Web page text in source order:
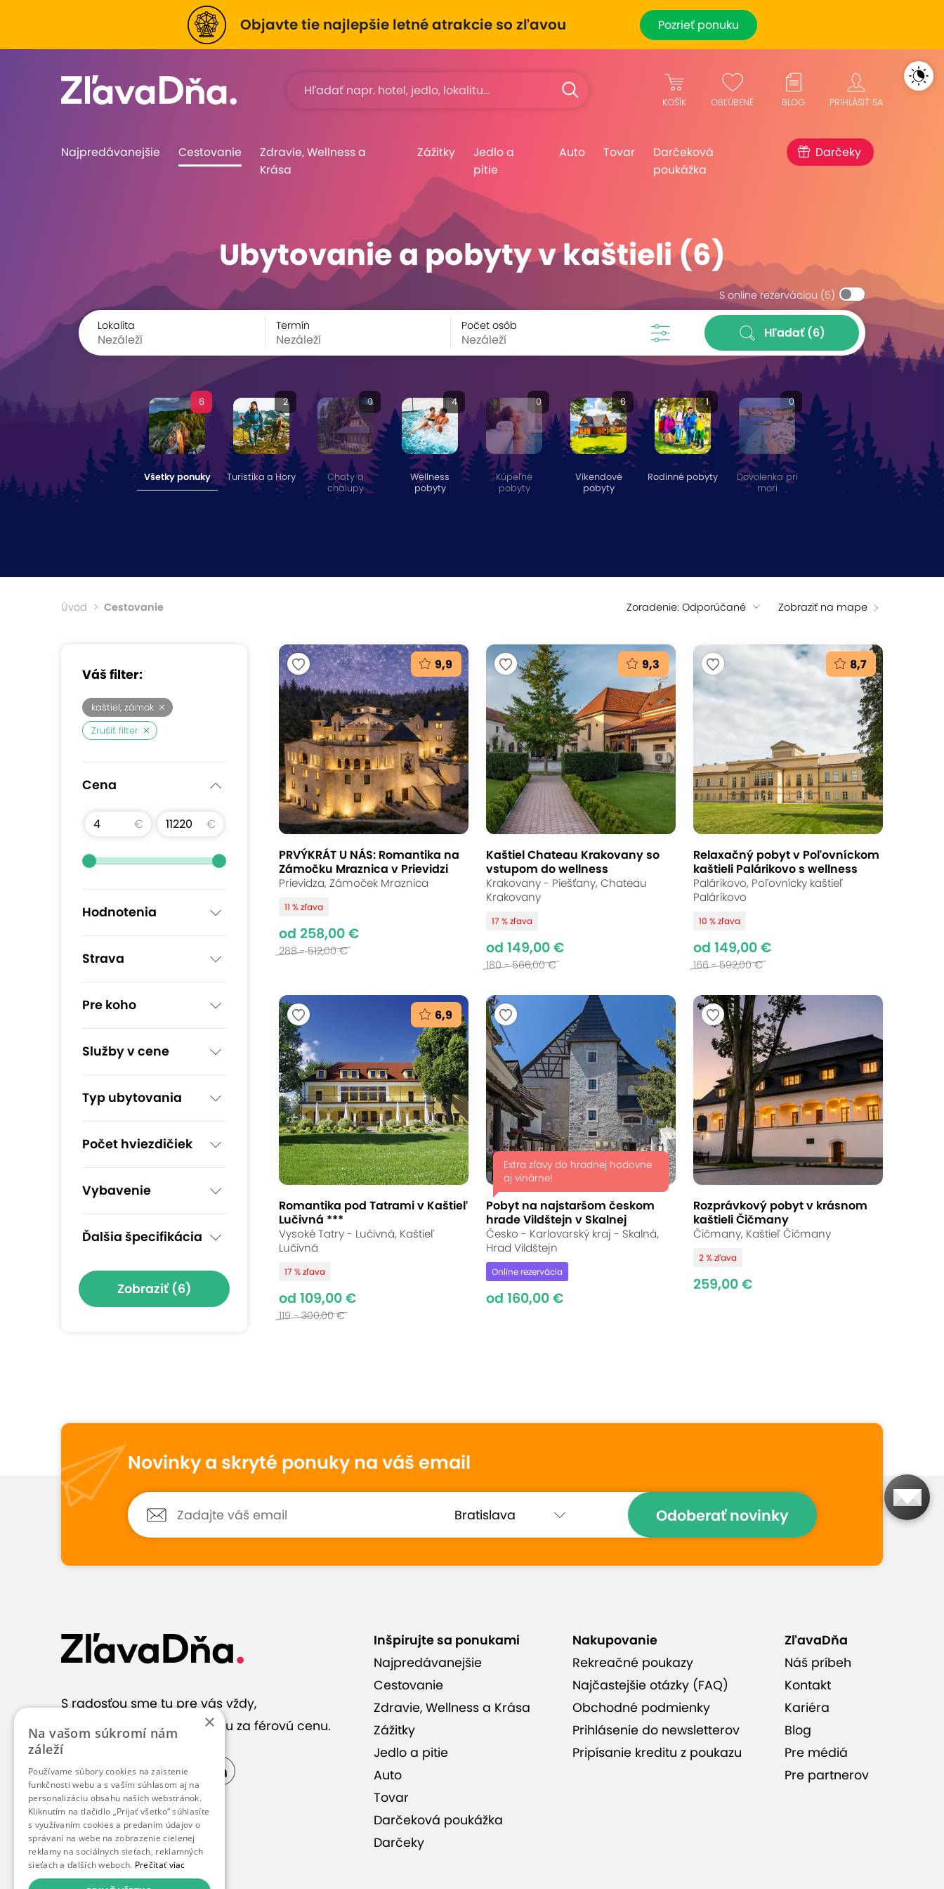
Objavte tie najlepšie letné atrakcie so zľavou Pozrieť ponuku
KOŠÍK OBĽÚBENÉ BLOG PRIHLÁSIŤ SA
Najpredávanejšie Cestovanie
Zdravie, Wellness a
Krása
Zážitky
Jedlo a
pitie
Auto Tovar
Darčeková
poukážka
Darčeky
Ubytovanie a pobyty v kaštieli (6)
S online rezerváciou (5)
Lokalita Termín Počet osôb Hľadať(6)
6
Všetky ponuky
2
Turistika a Hory
0
Chaty a
chalupy
4
Wellness
pobyty
0
Kúpeľné
pobyty
6
Víkendové
pobyty
1
Rodinné pobyty
0
Dovolenka pri
mori
Úvod Cestovanie Zoradenie: Odporúčané Zobraziť na mape
Váš filter:
kaštiel, zámok
Zrušiť filter
Cena
€ €
Hodnotenia
Strava
Pre koho
Služby v cene
Typ ubytovania
Počet hviezdičiek
Vybavenie
Ďalšia špecifikácia
Zobraziť (6)
9,9
PRVÝKRÁT U NÁS: Romantika na
Zámočku Mraznica v Prievidzi
Prievidza, Zámoček Mraznica
11 % zľava
od 258,00 €
288 - 512,00 €
9,3
Kaštiel Chateau Krakovany so
vstupom do wellness
Krakovany - Piešťany, Chateau
Krakovany
17 % zľava
od 149,00 €
180 - 566,00 €
8,7
Relaxačný pobyt v Poľovníckom
kaštieli Palárikovo s wellness
Palárikovo, Poľovnícky kaštieľ
Palárikovo
10 % zľava
od 149,00 €
166 - 592,00 €
6,9
Romantika pod Tatrami v Kaštieľ
Lučivná ***
Vysoké Tatry - Lučivná, Kaštieľ
Lučivná
17 % zľava
od 109,00 €
119 - 300,00 €
Extra zľavy do hradnej hodovne
aj vinárne!
Pobyt na najstaršom českom
hrade Vildštejn v Skalnej
Česko - Karlovarský kraj - Skalná,
Hrad Vildštejn
Online rezervácia
od 160,00 €
Rozprávkový pobyt v krásnom
kaštieli Čičmany
Čičmany, Kaštieľ Čičmany
2 % zľava
259,00 €
Novinky a skryté ponuky na váš email
Odoberať novinky
S radosťou sme tu pre vás vždy,
keď hľadáte správnu službu za férovú cenu.
Inšpirujte sa ponukami
Najpredávanejšie
Cestovanie
Zdravie, Wellness a Krása
Zážitky
Jedlo a pitie
Auto
Tovar
Darčeková poukážka
Darčeky
Nakupovanie
Rekreačné poukazy
Najčastejšie otázky (FAQ)
Obchodné podmienky
Prihlásenie do newsletterov
Pripísanie kreditu z poukazu
ZľavaDňa
Náš príbeh
Kontakt
Kariéra
Blog
Pre médiá
Pre partnerov
×
Na vašom súkromí nám
záleží
Používame súbory cookies na zaistenie
funkčnosti webu a s vaším súhlasom aj na
personalizáciu obsahu našich webstránok.
Kliknutím na tlačidlo „Prijať všetko“ súhlasíte
s využívaním cookies a predaním údajov o
správaní na webe na zobrazenie cielenej
reklamy na sociálnych sieťach, reklamných
sieťach a ďalších weboch. Prečítať viac